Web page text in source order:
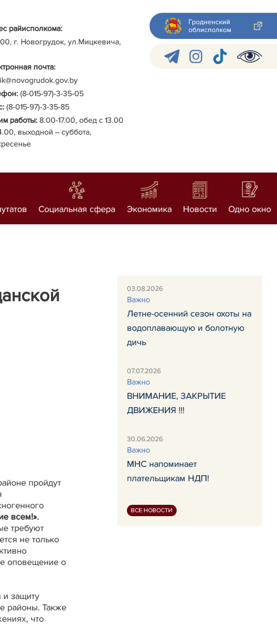
райисполкома:
г. Новогрудок, ул.Мицкевича,
почта:
(8-015-97)-3-35-05
(8-015-97)-3-35-85
работы: 8.00-17.00, обед с 13.00
выходной – суббота,
Гродненский
облисполком
Социальная сфера Экономика Новости Одно окно
пройдут
всем!».
требуют
не только
оповещение о
и защиту
районы. Также
что
03.08.2026
Важно
Летне-осенний сезон охоты на
водоплавающую и болотную
дичь
07.07.2026
Важно
ВНИМАНИЕ, ЗАКРЫТИЕ
ДВИЖЕНИЯ !!!
30.06.2026
Важно
МНС напоминает
плательщикам НДП!
ВСЕ НОВОСТИ